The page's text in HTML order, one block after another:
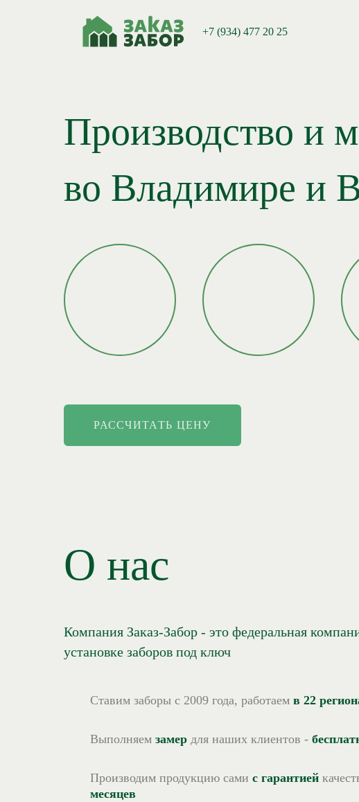
+7 (934) 477 20 25
Производство и
во Владимире и
РАССЧИТАТЬ ЦЕНУ
О нас
Компания Заказ-Забор - это федеральная
установке заборов под ключ
Ставим заборы с 2009 года, работаем в 22
Выполняем замер для наших клиентов -
Производим продукцию сами с гарантией
месяцев